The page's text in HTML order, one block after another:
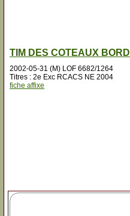
TIM DES COTEAUX
2002-05-31 (M) LOF 6682/1264
Titres : 2e Exc RCACS NE 2004
fiche affixe